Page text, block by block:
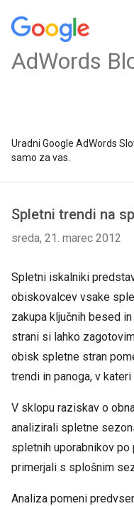
AdWords
Uradni Google AdWords
samo za vas.
Spletni trendi na
sreda, 21. marec 2012
Spletni iskalniki
obiskovalcev vsake
zakupa ključnih besed
strani si lahko
obisk spletne stran
trendi in panoga, v
V sklopu raziskav o
analizirali spletne
spletnih uporabnikov po
primerjali s splošnim
Analiza pomeni